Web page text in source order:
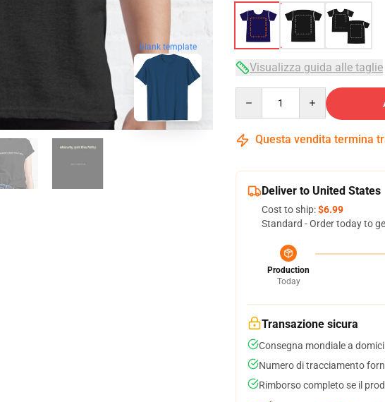
blank template
Visualizza guida alle taglie
Questa vendita termina
Deliver to United States
Cost to ship:$6.99
Standard - Order today to
Production
Today
Transazione sicura
Consegna mondiale a
Numero di tracciamento
Rimborso completo se il